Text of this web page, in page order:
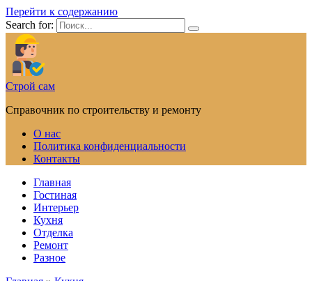
Перейти к содержанию
Search for:
Строй сам
Справочник по строительству и ремонту
О нас
Политика конфиденциальности
Контакты
Главная
Гостиная
Интерьер
Кухня
Отделка
Ремонт
Разное